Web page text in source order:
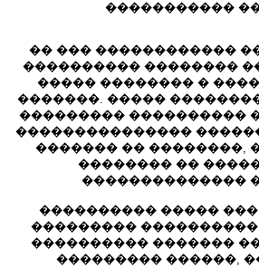
�����������
�� ��� ������������
���������� ��������
����� �������� �
�������. �����
��������� ����������
���������������
������� �� ��������,
�������� ��
��������������
���������� �����
���������
���������� �������
��������� ������,